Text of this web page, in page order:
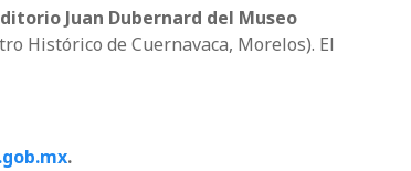
Juan Dubernard del Museo
Histórico de Cuernavaca, Morelos). El
.